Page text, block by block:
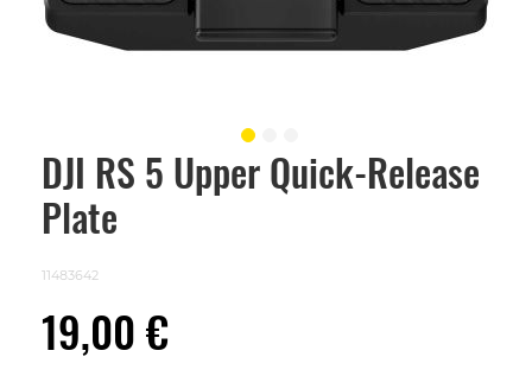
DJI RS 5 Upper Quick-Release
Plate
11483642
19,00 €
Skip
beginning
images